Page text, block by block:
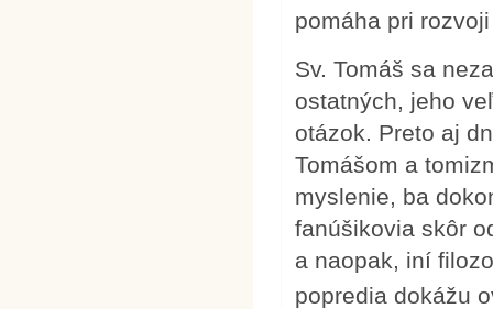
pomáha pri
Sv. Tomáš sa
ostatných, jeho
otázok. Preto aj
Tomášom a
myslenie, ba
fanúšikovia skôr
a naopak, iní
popredia dokážu